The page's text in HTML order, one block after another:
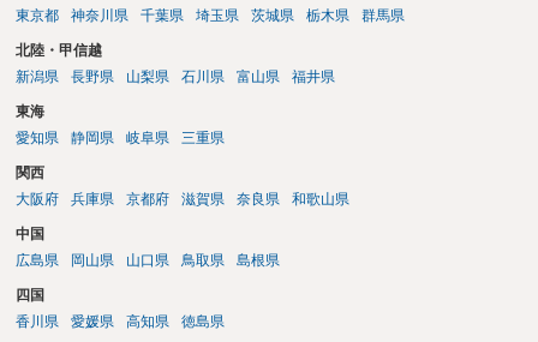
東京都
神奈川県 千葉県 埼玉県 茨城県 栃木県 群馬県
北陸・甲信越
新潟県
長野県 山梨県 石川県 富山県 福井県
東海
愛知県
静岡県 岐阜県 三重県
関西
大阪府
兵庫県 京都府 滋賀県 奈良県 和歌山県
中国
広島県
岡山県 山口県 鳥取県 島根県
四国
香川県
愛媛県 高知県 徳島県